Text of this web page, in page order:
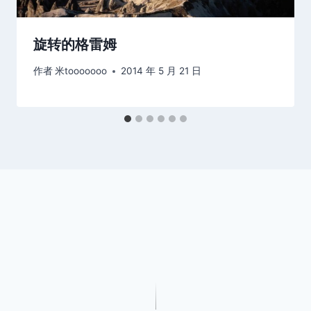
旋转的格雷姆
作者米tooooooo 2014 年 5 月 21 日